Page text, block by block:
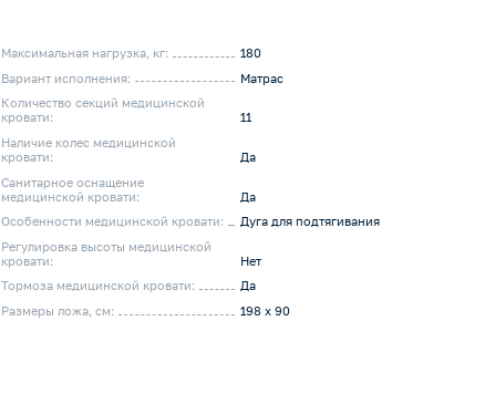
Максимальная нагрузка, кг:
180
Вариант исполнения:
Матрас
Количество секций медицинской
кровати:
11
Наличие колес медицинской
кровати:
Да
Санитарное оснащение
медицинской кровати:
Да
Особенности медицинской кровати:
Дуга для подтягивания
Регулировка высоты медицинской
кровати:
Нет
Тормоза медицинской кровати:
Да
Размеры ложа, см:
198 х 90